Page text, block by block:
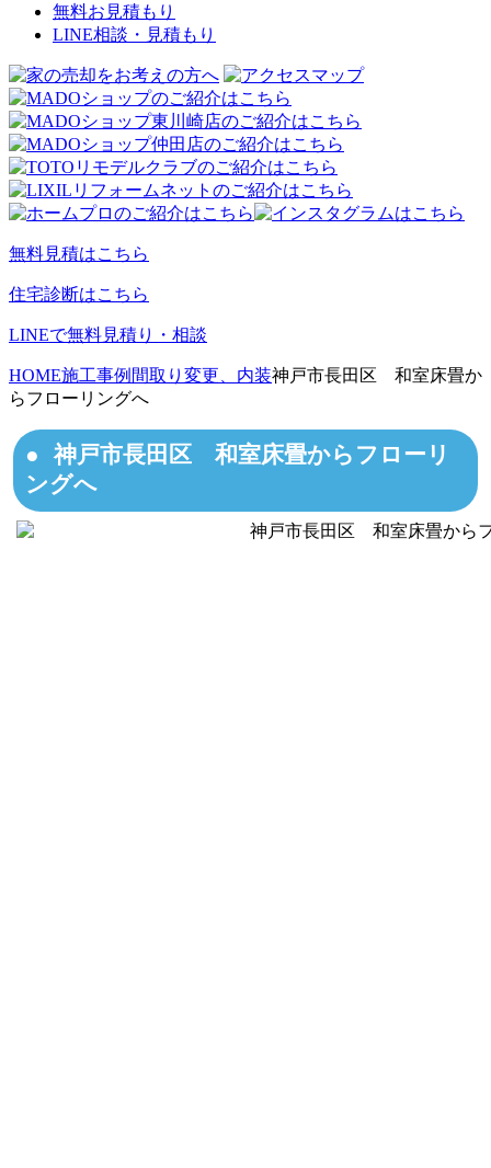
無料お見積もり
LINE相談・見積もり
無料見積はこちら
住宅診断はこちら
LINEで無料見積り・相談
HOME施工事例 間取り変更、内装神戸市長田区 和室床畳か
らフローリングへ
神戸市長田区 和室床畳からフローリ
ングへ